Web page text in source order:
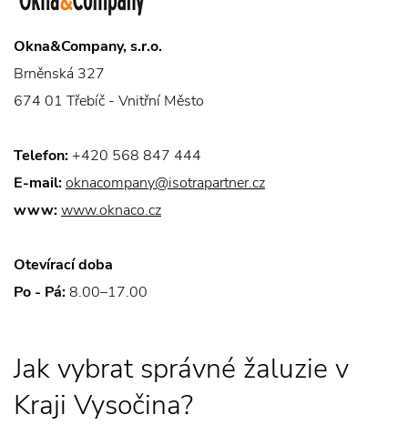
Okna&Company, s.r.o.
Brněnská 327
674 01 Třebíč - Vnitřní Město
Telefon: +420 568 847 444
E-mail:oknacompany@isotrapartner.cz
www:www.oknaco.cz
Otevírací doba
Po - Pá:8.00–17.00
Jak vybrat správné žaluzie v
Kraji Vysočina?